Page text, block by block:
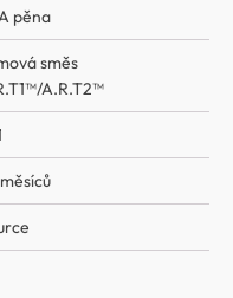
pěna
směs
A.R.T2™